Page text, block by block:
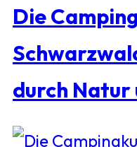
Die
durch Natur